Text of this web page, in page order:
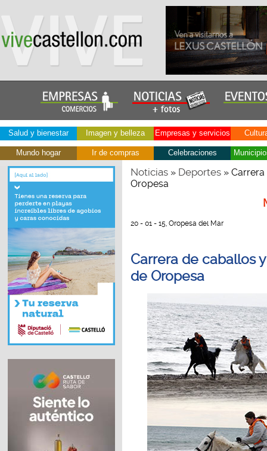
Salud y bienestar Imagen y belleza Empresas y servicios
Mundo hogar Ir de compras Celebraciones
Noticias» Deportes» Carrera
Oropesa
20 - 01 - 15, Oropesa del Mar
Carrera de caballos
de Oropesa